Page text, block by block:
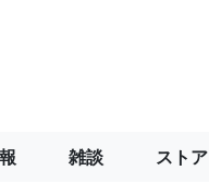
雑談 ストア